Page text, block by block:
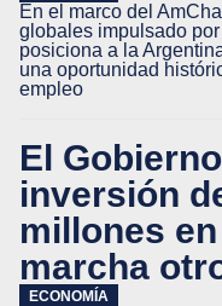
En el marco del
globales impulsado
posiciona a la
una oportunidad
empleo
El
inversión
millones
marcha
ECONOMÍA